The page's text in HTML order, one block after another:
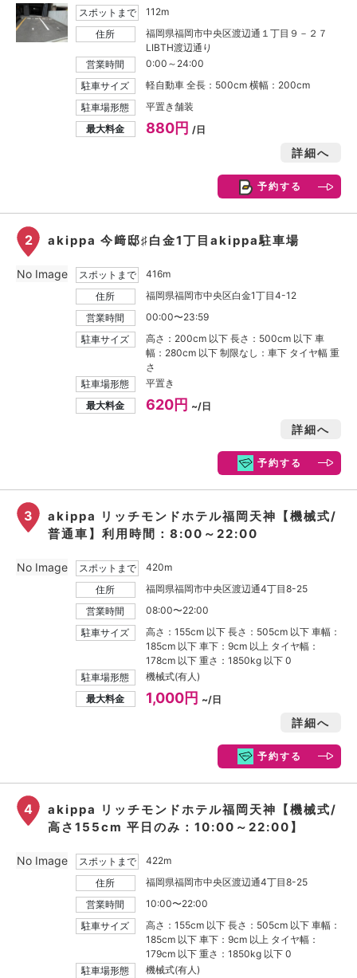
スポットまで
112m
住所
福岡県福岡市中央区渡辺通１丁目９－２７
LIBTH渡辺通り
営業時間
0:00～24:00
駐車サイズ
軽自動車 全長：500cm 横幅：200cm
駐車場形態
平置き舗装
最大料金
880円/日
詳細へ
予約する
2 akippa 今﨑邸♯白金1丁目akippa駐車場
スポットまで
416m
住所
福岡県福岡市中央区白金1丁目4-12
営業時間
00:00〜23:59
駐車サイズ
高さ：200cm 以下 長さ：500cm 以下 車
幅：280cm 以下 制限なし：車下 タイヤ幅 重
さ
駐車場形態
平置き
最大料金
620円 ~/日
詳細へ
予約する
No Image
3
akippa リッチモンドホテル福岡天神【機械式/
普通車】利用時間：8:00～22:00
スポットまで
420m
住所
福岡県福岡市中央区渡辺通4丁目8-25
営業時間
08:00〜22:00
駐車サイズ
高さ：155cm 以下 長さ：505cm 以下 車幅：
185cm 以下 車下：9cm 以上 タイヤ幅：
178cm 以下 重さ：1850kg 以下 0
駐車場形態
機械式(有人)
最大料金
1,000円 ~/日
詳細へ
予約する
No Image
4
akippa リッチモンドホテル福岡天神【機械式/
高さ155cm 平日のみ：10:00～22:00】
スポットまで
422m
住所
福岡県福岡市中央区渡辺通4丁目8-25
営業時間
10:00〜22:00
駐車サイズ
高さ：155cm 以下 長さ：505cm 以下 車幅：
185cm 以下 車下：9cm 以上 タイヤ幅：
179cm 以下 重さ：1850kg 以下 0
駐車場形態
機械式(有人)
No Image